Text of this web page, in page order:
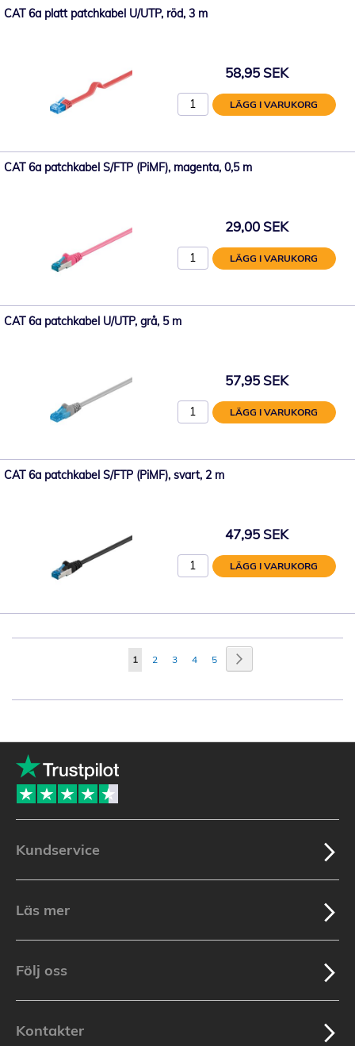
CAT 6a platt patchkabel U/UTP, röd, 3 m
58,95 SEK
LÄGG I VARUKORG
CAT 6a patchkabel S/FTP (PiMF), magenta, 0,5 m
29,00 SEK
LÄGG I VARUKORG
CAT 6a patchkabel U/UTP, grå, 5 m
57,95 SEK
LÄGG I VARUKORG
CAT 6a patchkabel S/FTP (PiMF), svart, 2 m
47,95 SEK
LÄGG I VARUKORG
Sida
You're
1 Sida
2 Sida
3 Sida
4 Sida
5
Kundservice
Läs mer
Följ oss
Kontakter